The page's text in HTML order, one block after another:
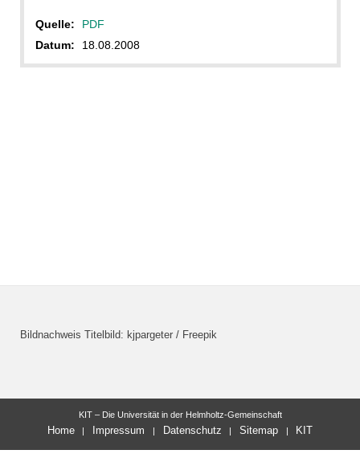
Quelle:
PDF
Datum:
18.08.2008
Bildnachweis Titelbild: kjpargeter / Freepik
KIT – Die Universität in der Helmholtz-Gemeinschaft
Home Impressum Datenschutz Sitemap KIT